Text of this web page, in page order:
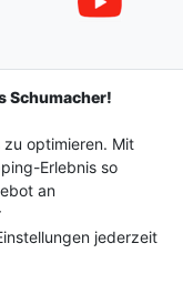
AGB
Schumacher!
zu optimieren. Mit
Erlebnis so
an
jederzeit